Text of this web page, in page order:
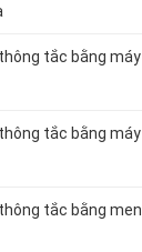
tắc bằng máy
tắc bằng máy
tắc bằng men